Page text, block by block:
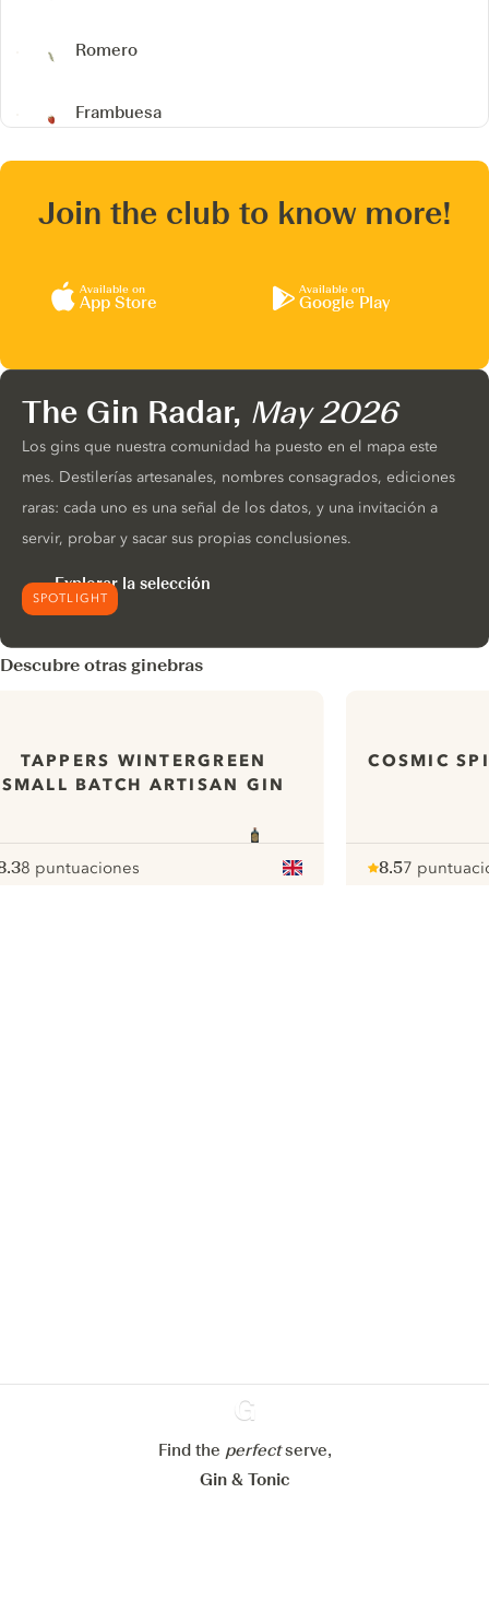
Romero
Frambuesa
Join the club to know more!
Available on
App Store
Available on
Google Play
SPOTLIGHT
The Gin Radar, May 2026
Los gins que nuestra comunidad ha puesto en el mapa este
mes. Destilerías artesanales, nombres consagrados, ediciones
raras: cada uno es una señal de los datos, y una invitación a
servir, probar y sacar sus propias conclusiones.
Explorar la selección
Descubre otras ginebras
TAPPERS WINTERGREEN
SMALL BATCH ARTISAN GIN
pour
8 puntuaciones
COSMIC
8.5
pour
7
Ginventory
Find the perfectserve,
Gin & Tonic
Paramétrer mes cookies
Refuser tout Accepter tout